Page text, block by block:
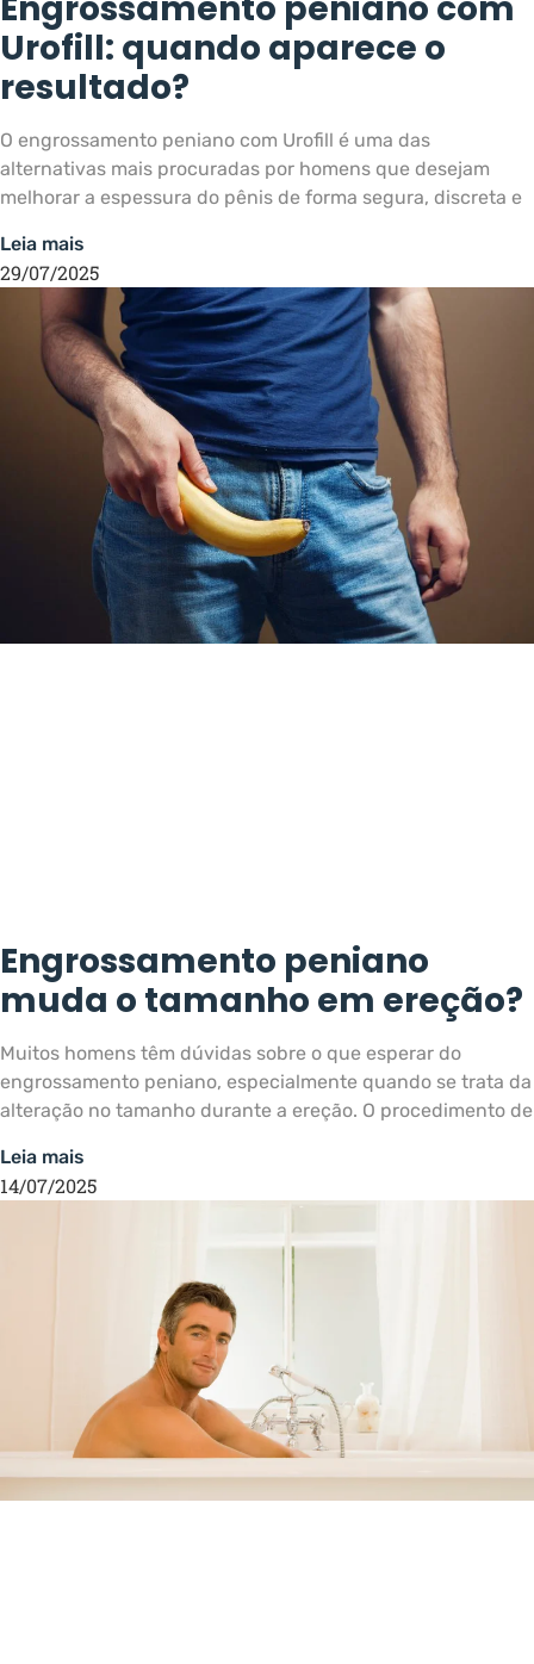
Urofill: quando aparece o
resultado?
O engrossamento peniano com Urofill é uma das
alternativas mais procuradas por homens que desejam
melhorar a espessura do pênis de forma segura, discreta e
Leia mais
29/07/2025
Engrossamento peniano
muda o tamanho em ereção?
Muitos homens têm dúvidas sobre o que esperar do
engrossamento peniano, especialmente quando se trata da
alteração no tamanho durante a ereção. O procedimento de
Leia mais
14/07/2025